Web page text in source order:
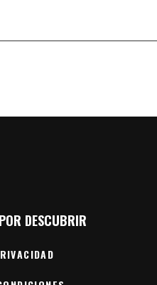
DESCUBRIR